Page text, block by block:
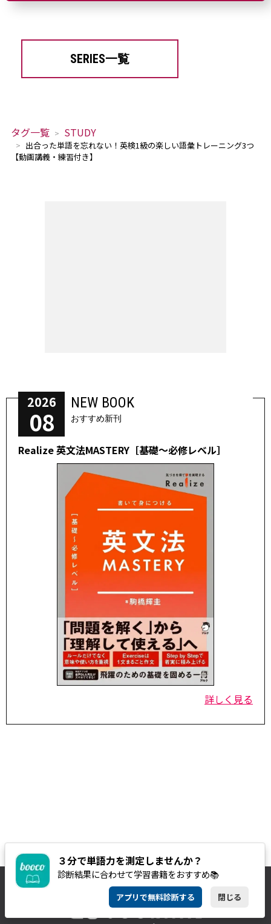
SERIES一覧
タグ一覧 STUDY
出合った単語を忘れない！英検1級の楽しい語彙トレーニング3つ
【動画講義・練習付き】
2026
08
NEW BOOK
おすすめ新刊
Realize 英文法MASTERY［基礎～必修レベル］
詳しく見る
３分で単語力を測定しませんか？
診断結果に合わせて学習書籍をおすすめ📚
アプリで無料診断する 閉じる